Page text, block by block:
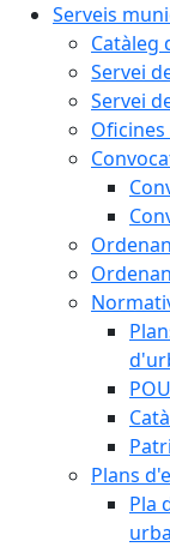
Serveis
Catàleg
Servei
Servei
Plans
Pla